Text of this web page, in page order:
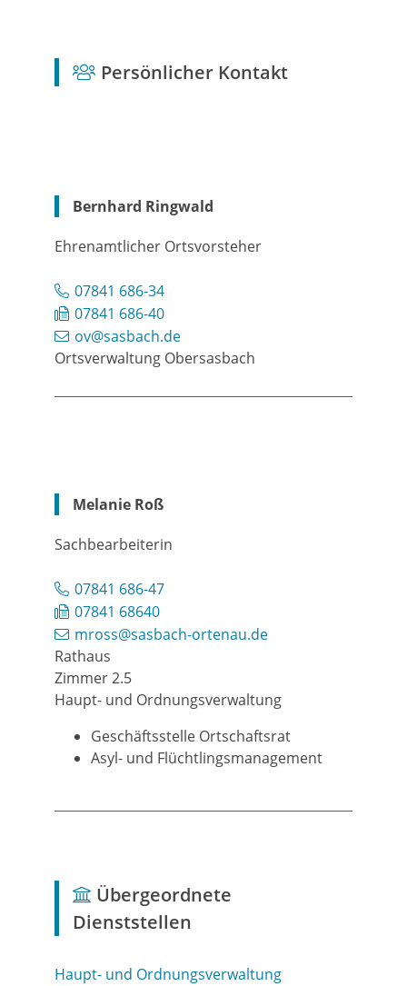
Persönlicher Kontakt
Bernhard Ringwald
Ehrenamtlicher Ortsvorsteher
07841 686-34
07841 686-40
ov@sasbach.de
Ortsverwaltung Obersasbach
Melanie Roß
Sachbearbeiterin
07841 686-47
07841 68640
mross@sasbach-ortenau.de
Rathaus
Zimmer 2.5
Haupt- und Ordnungsverwaltung
Geschäftsstelle Ortschaftsrat
Asyl- und Flüchtlingsmanagement
Übergeordnete
Dienststellen
Haupt- und Ordnungsverwaltung